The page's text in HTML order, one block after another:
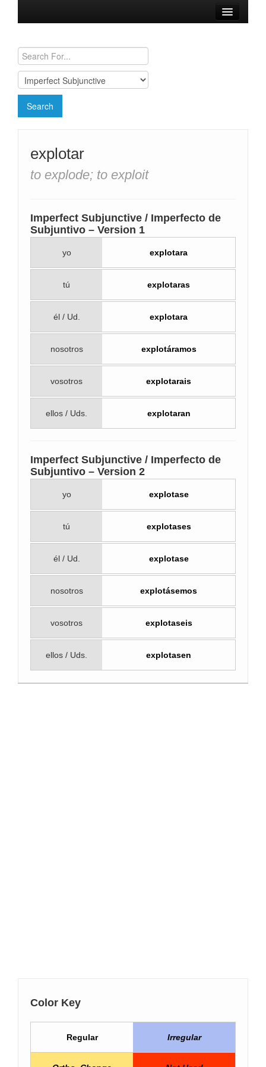
Conjugation Charts
Need a Spanish Tutor?
explotar
to explode; to exploit
Imperfect Subjunctive / Imperfecto de
Subjuntivo – Version 1
yo explotara
tú explotaras
él / Ud. explotara
nosotros explotáramos
vosotros explotarais
ellos / Uds. explotaran
Imperfect Subjunctive / Imperfecto de
Subjuntivo – Version 2
yo explotase
tú explotases
él / Ud. explotase
nosotros explotásemos
vosotros explotaseis
ellos / Uds. explotasen
Color Key
Regular Irregular